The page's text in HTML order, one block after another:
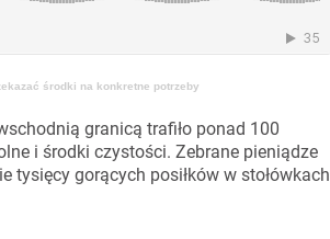
środki na konkretne potrzeby
granicą trafiło ponad 100
i środki czystości. Zebrane pieniądze
tysięcy gorących posiłków w stołówkach